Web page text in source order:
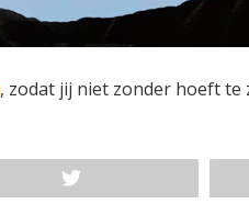
, zodat jij niet zonder hoeft te